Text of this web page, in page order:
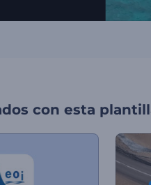
con esta